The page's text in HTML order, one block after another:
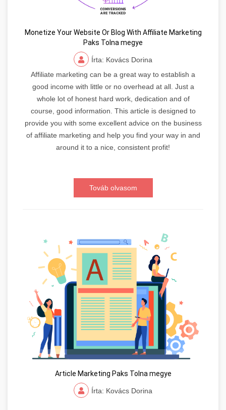
Monetize Your Website Or Blog With Affiliate Marketing
Paks Tolna megye
Írta: Kovács Dorina
Affiliate marketing can be a great way to establish a
good income with little or no overhead at all. Just a
whole lot of honest hard work, dedication and of
course, good information. This article is designed to
provide you with some excellent advice on the business
of affiliate marketing and help you find your way in and
around it to a nice, consistent profit!
Továb olvasom
Article Marketing Paks Tolna megye
Írta: Kovács Dorina